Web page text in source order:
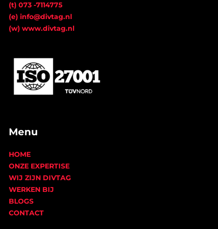
(t) 073 -7114775
(e) info@divtag.nl
(w) www.divtag.nl
Menu
HOME
ONZE EXPERTISE
WIJ ZIJN DIVTAG
WERKEN BIJ
BLOGS
CONTACT